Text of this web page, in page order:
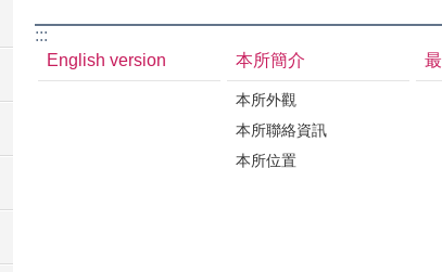
:::
English version
本所簡介
本所外觀
本所聯絡資訊
本所位置